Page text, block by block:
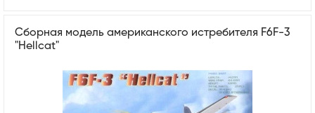
Сборная модель американского истребителя F6F-3
"Hellcat"